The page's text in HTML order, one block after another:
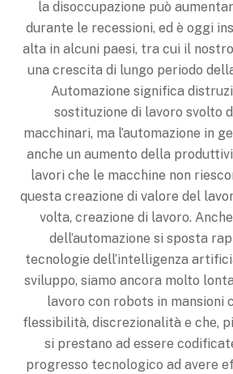
la disoccupazione può
durante le recessioni, ed è oggi
alta in alcuni paesi, tra cui il
una crescita di lungo periodo
Automazione significa
sostituzione di lavoro svolto
macchinari, ma l’automazione in
anche un aumento della
lavori che le macchine non
questa creazione di valore del
volta, creazione di lavoro.
dell’automazione si sposta
tecnologie dell’intelligenza
sviluppo, siamo ancora molto
lavoro con robots in mansioni
flessibilità, discrezionalità e che,
si prestano ad essere
progresso tecnologico ad avere